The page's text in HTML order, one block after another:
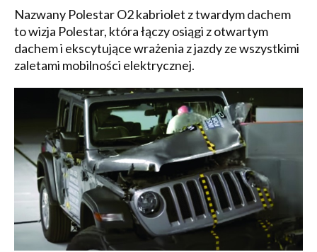
Nazwany Polestar O2 kabriolet z twardym dachem
to wizja Polestar, która łączy osiągi z otwartym
dachem i ekscytujące wrażenia z jazdy ze wszystkimi
zaletami mobilności elektrycznej.